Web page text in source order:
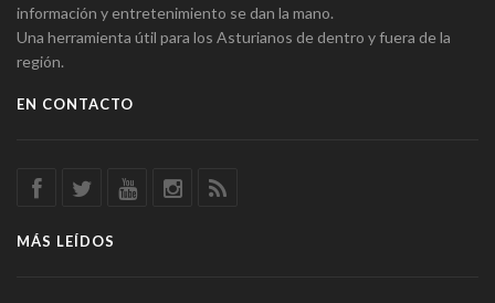
información y entretenimiento se dan la mano.
Una herramienta útil para los Asturianos de dentro y fuera de la
región.
EN CONTACTO
MÁS LEÍDOS